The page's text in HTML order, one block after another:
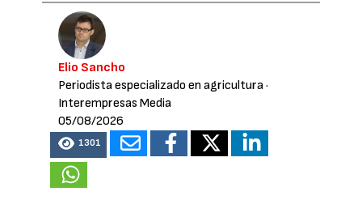
Elio Sancho
Periodista especializado en agricultura·
Interempresas Media
05/08/2026
1301